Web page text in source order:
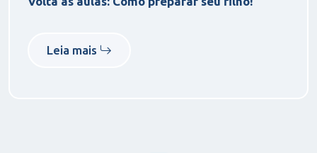
Leia mais